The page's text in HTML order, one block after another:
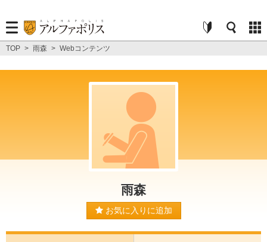
TOP > 雨森 > Webコンテンツ
雨森
お気に入りに追加